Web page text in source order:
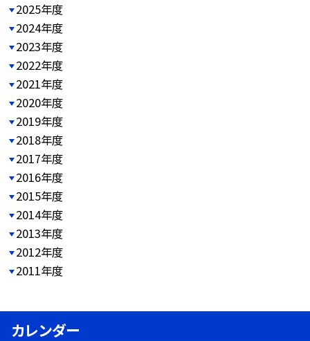
2025年度
2024年度
2023年度
2022年度
2021年度
2020年度
2019年度
2018年度
2017年度
2016年度
2015年度
2014年度
2013年度
2012年度
2011年度
カレンダー